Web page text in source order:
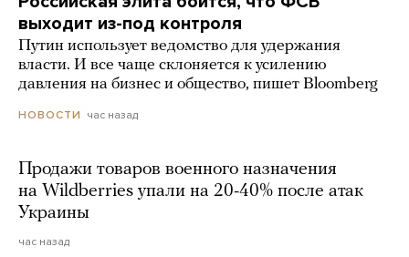
выходит из-под контроля
Путин использует ведомство для удержания
власти. И все чаще склоняется к усилению
давления на бизнес и общество, пишет Bloomberg
НОВОСТИ час назад
Продажи товаров военного назначения
на Wildberries упали на 20-40% после атак
Украины
час назад